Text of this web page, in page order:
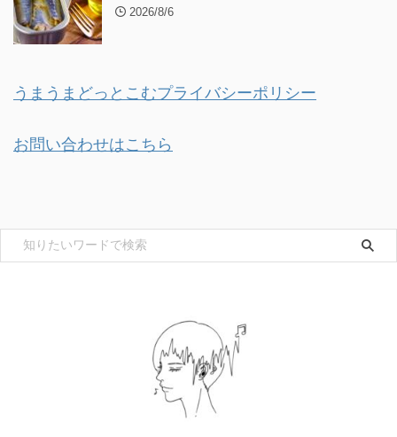
2026/8/6
うまうまどっとこむプライバシーポリシー
お問い合わせはこちら